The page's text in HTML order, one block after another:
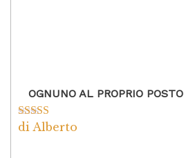
OGNUNO AL PROPRIO POSTO
Valutato5su
di Alberto